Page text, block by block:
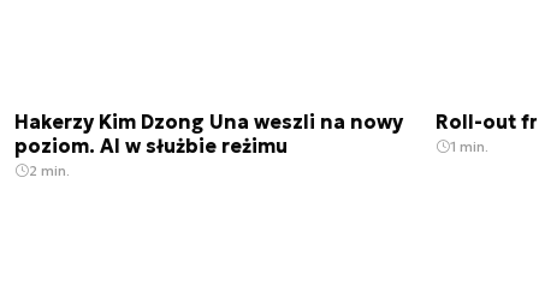
Hakerzy Kim Dzong Una weszli na nowy
poziom. AI w służbie reżimu
2 min.
Roll-out
1 min.